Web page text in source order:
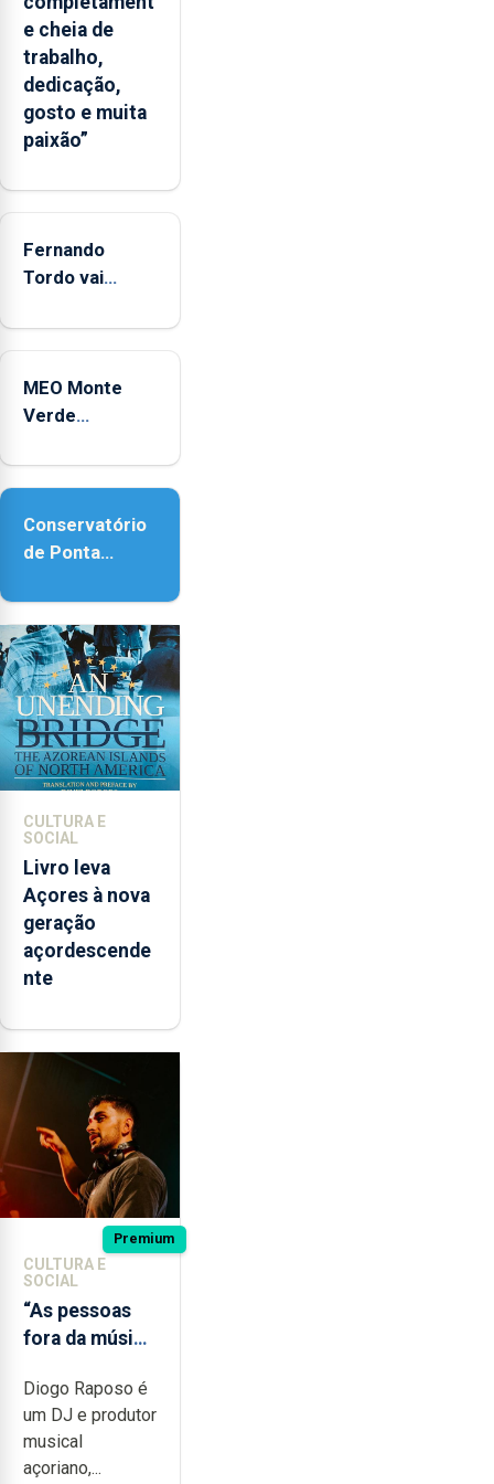
“decréscimo
significativo”
da
CPUE
entre
2022
e cheia de
trabalho,
dedicação,
gosto e muita
paixão”
Fernando
Tordo vai
anos de
Coliseu
Micaelense
MEO Monte
Verde
reforço da
Conservatório
de Ponta
contar com
novos
instrumentos
CULTURA E
SOCIAL
Livro leva
Açores à nova
geração
açordescende
nte
Premium
CULTURA E
SOCIAL
“As pessoas
fora da música
noção do quão
difícil é
produzir uma
música”
Diogo Raposo é
um DJ e produtor
musical
açoriano,...